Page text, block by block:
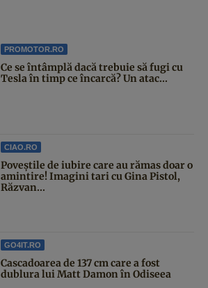
PROMOTOR.RO
Ce se întâmplă dacă trebuie să fugi cu
Tesla în timp ce încarcă? Un atac...
CIAO.RO
Poveştile de iubire care au rămas doar o
amintire! Imagini tari cu Gina Pistol,
Răzvan...
GO4IT.RO
Cascadoarea de 137 cm care a fost
dublura lui Matt Damon în Odiseea